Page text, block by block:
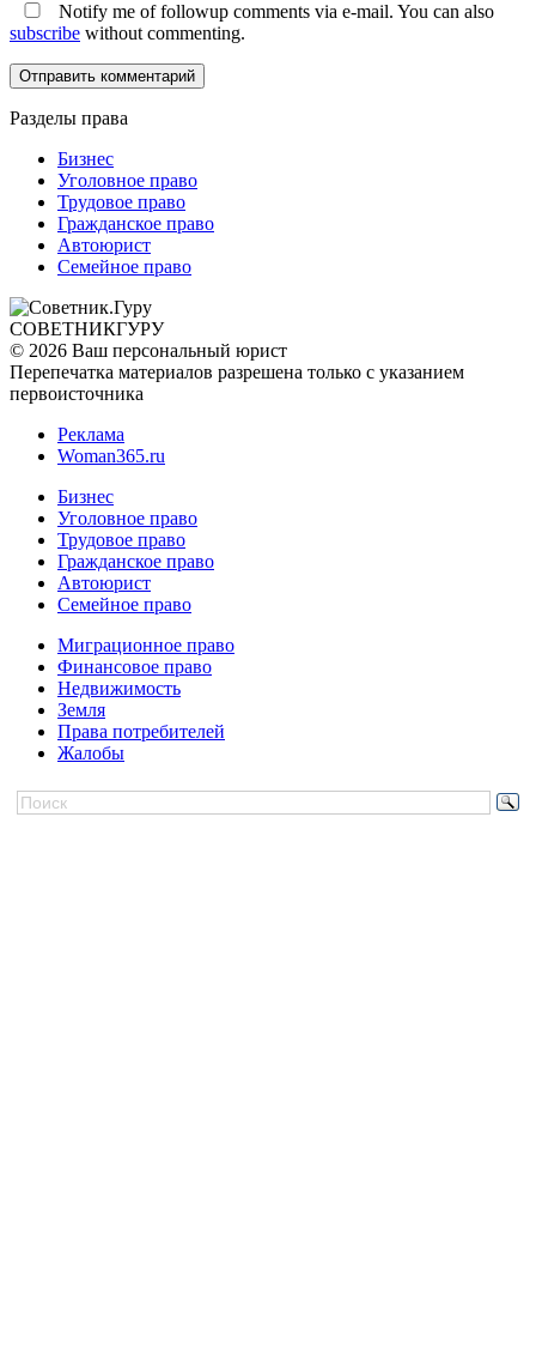
Notify me of followup comments via e-mail. You can also
subscribe without commenting.
Разделы права
Бизнес
Уголовное право
Трудовое право
Гражданское право
Автоюрист
Семейное право
СОВЕТНИКГУРУ
© 2026 Ваш персональный юрист
Перепечатка материалов разрешена только с указанием
первоисточника
Реклама
Woman365.ru
Бизнес
Уголовное право
Трудовое право
Гражданское право
Автоюрист
Семейное право
Миграционное право
Финансовое право
Недвижимость
Земля
Права потребителей
Жалобы